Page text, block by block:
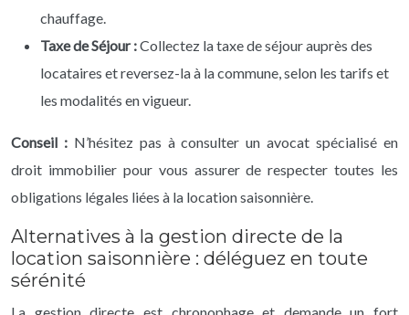
chauffage.
Taxe de Séjour :Collectez la taxe de séjour auprès des
locataires et reversez-la à la commune, selon les tarifs et
les modalités en vigueur.
Conseil : N’hésitez pas à consulter un avocat spécialisé en
droit immobilier pour vous assurer de respecter toutes les
obligations légales liées à la location saisonnière.
Alternatives à la gestion directe de la
location saisonnière : déléguez en toute
sérénité
La gestion directe est chronophage et demande un fort